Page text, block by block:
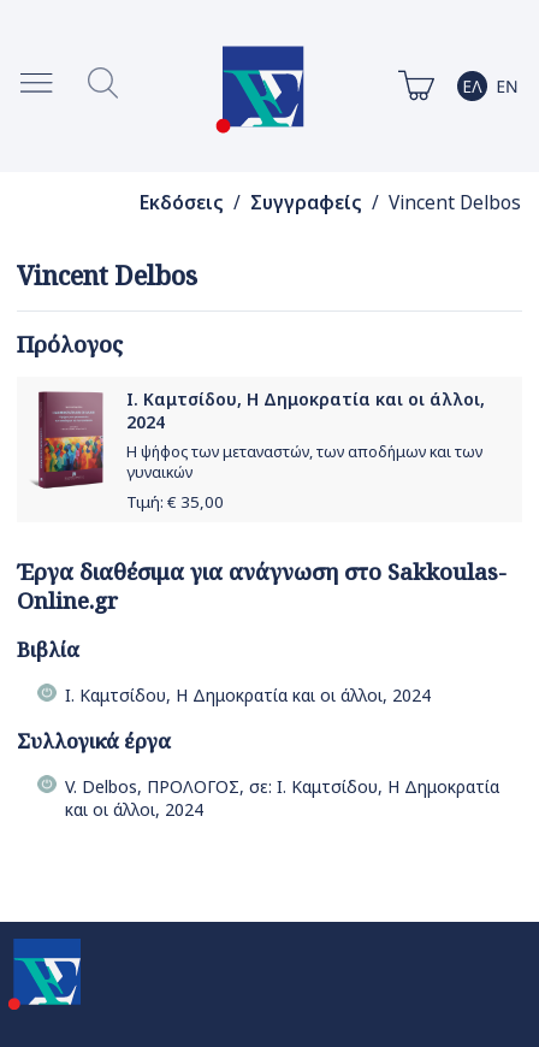
Εκδόσεις / Συγγραφείς / Vincent Delbos
Vincent Delbos
Πρόλογος
Ι. Καμτσίδου, Η Δημοκρατία και οι άλλοι,
2024
Η ψήφος των μεταναστών, των αποδήμων και των
γυναικών
Τιμή: € 35,00
Έργα διαθέσιμα για ανάγνωση στο Sakkoulas-
Online.gr
Βιβλία
Ι. Καμτσίδου, Η Δημοκρατία και οι άλλοι, 2024
Συλλογικά έργα
V. Delbos, ΠΡΟΛΟΓΟΣ, σε: Ι. Καμτσίδου, Η Δημοκρατία
και οι άλλοι, 2024